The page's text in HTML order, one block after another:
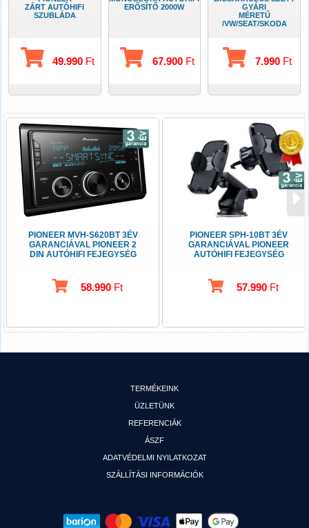
ZÁRT AUTÓHIFI
SZUBLÁDA
49.990 Ft
ERŐSÍTŐ 2000W
67.900Ft
GYÁRI
MÉRETŰ
/VW/SEAT/SKODA
7.990Ft
PIONEER MVH-S620BT 3ÉV
GARANCIÁVAL PIONEER 2
DIN AUTÓHIFI FEJEGYSÉG
58.990 Ft
PIONEER SPH-10BT 3ÉV
GARANCIÁVAL PIONEER
AUTÓHIFI FEJEGYSÉG
57.990 Ft
TERMÉKEINK
ÜZLETÜNK
REFERENCIÁK
ÁSZF
ADATVÉDELMI NYILATKOZAT
SZÁLLÍTÁSI INFORMÁCIÓK